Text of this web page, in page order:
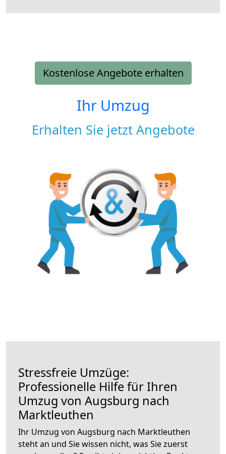
Kostenlose Angebote erhalten
Ihr Umzug
Erhalten Sie jetzt Angebote
Stressfreie Umzüge:
Professionelle Hilfe für Ihren
Umzug von Augsburg nach
Marktleuthen
Ihr Umzug von Augsburg nach Marktleuthen
steht an und Sie wissen nicht, was Sie zuerst